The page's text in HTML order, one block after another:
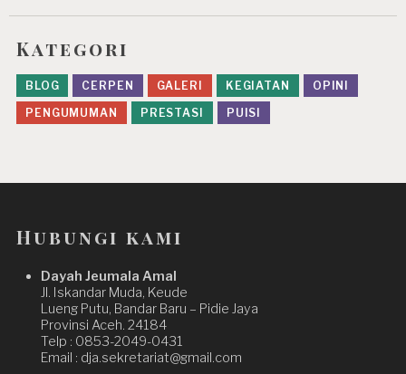
Kategori
BLOG CERPEN GALERI KEGIATAN
OPINI
PENGUMUMAN
PRESTASI PUISI
Hubungi kami
Dayah Jeumala Amal
Jl. Iskandar Muda, Keude
Lueng Putu, Bandar Baru – Pidie Jaya
Provinsi Aceh. 24184
Telp : 0853-2049-0431
Email : dja.sekretariat@gmail.com